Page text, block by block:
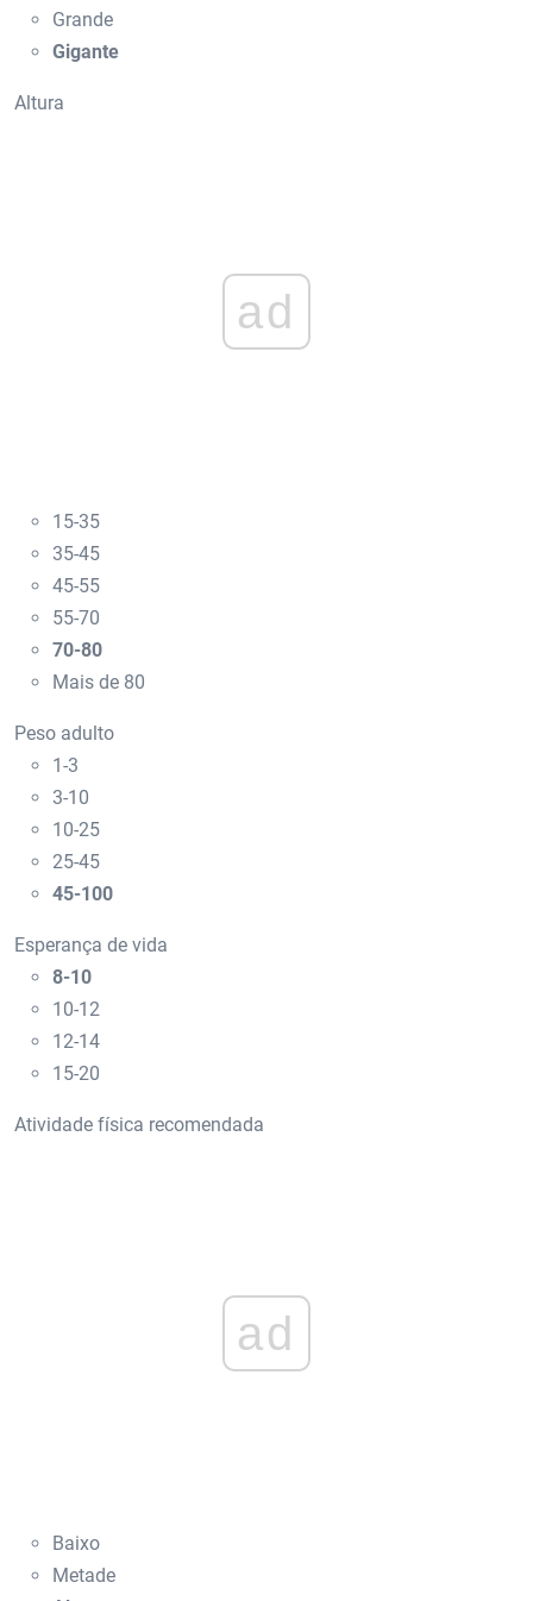
Grande
Gigante
Altura
ad
15-35
35-45
45-55
55-70
70-80
Mais de 80
Peso adulto
1-3
3-10
10-25
25-45
45-100
Esperança de vida
8-10
10-12
12-14
15-20
Atividade física recomendada
ad
Baixo
Metade